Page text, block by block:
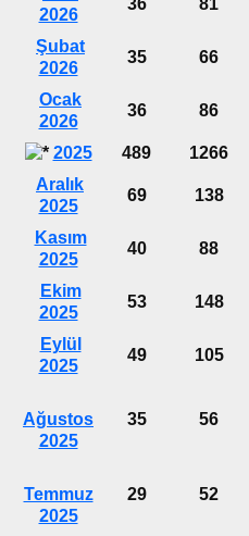
2026
Şubat
2026
35 66
Ocak
2026
36 86
2025 489 1266
Aralık
2025
69 138
Kasım
2025
40 88
Ekim
2025
53 148
Eylül
2025
49 105
Ağustos
2025
35 56
Temmuz
2025
29 52